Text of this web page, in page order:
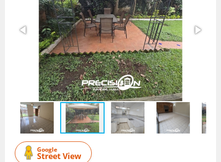
Google
Street View